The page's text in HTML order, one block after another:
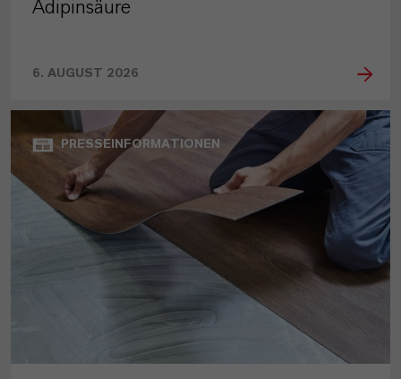
Adipinsäure
6. AUGUST 2026
PRESSEINFORMATIONEN